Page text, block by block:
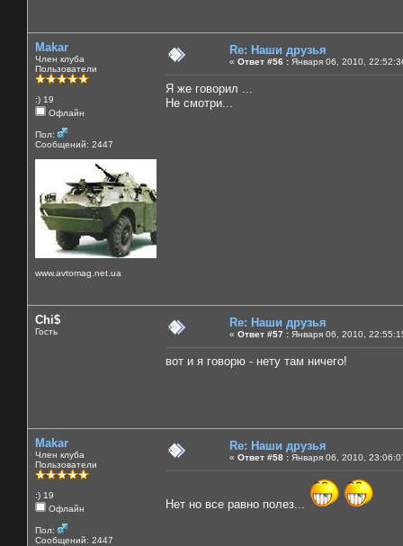
Makar
Член клуба
Пользователи
:) 19
Офлайн
Пол:
Сообщений: 2447
www.avtomag.net.ua
Re: Наши друзья
« Ответ #56 : Января 06, 2010,
Я же говорил ...
Не смотри...
Chi$
Гость
Re: Наши друзья
« Ответ #57 : Января 06, 2010,
вот и я говорю - нету там ничего!
Makar
Член клуба
Пользователи
:) 19
Офлайн
Пол:
Сообщений: 2447
Re: Наши друзья
« Ответ #58 : Января 06, 2010,
Нет но все равно полез...